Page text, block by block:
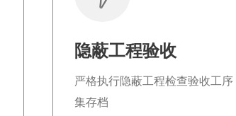
隐蔽工程验收
严格执行隐蔽工程检查验收工
集存档